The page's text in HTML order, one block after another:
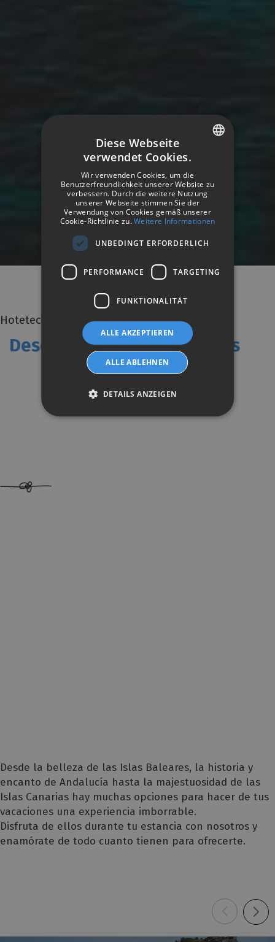
HOTETEC HOTELS & RESORTS
Destinos
Hotetec Hotels & Resorts
Descubre nuestros destinos
Desde la belleza de las Islas Baleares, la historia y
encanto de Andalucía hasta la majestuosidad de las
Islas Canarias hay muchas opciones para hacer de tus
vacaciones una experiencia imborrable.
Disfruta de ellos durante tu estancia con nosotros y
enamórate de todo cuanto tienen para ofrecerte.
SPANISH
ENGLISH
GERMAN
Diese Webseite
verwendet Cookies.
Wir verwenden Cookies, um die
Benutzerfreundlichkeit unserer Website zu
verbessern. Durch die weitere Nutzung
unserer Webseite stimmen Sie der
Verwendung von Cookies gemäß unserer
Cookie-Richtlinie zu.Weitere Informationen
UNBEDINGT ERFORDERLICH
PERFORMANCE TARGETING
FUNKTIONALITÄT
ALLE AKZEPTIEREN
ALLE ABLEHNEN
DETAILS ANZEIGEN